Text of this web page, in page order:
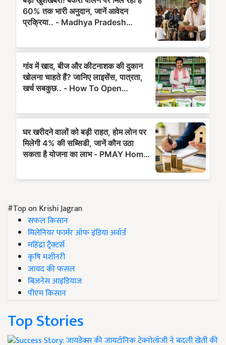
#Top on Krishi Jagran
सफल किसान
मिलेनियर फार्मर ऑफ इंडिया अवॉर्ड
महिंद्रा ट्रैक्टर्स
कृषि मशीनरी
जायद की फसल
बिज़नेस आइडियाज
पीएम किसान
Top Stories